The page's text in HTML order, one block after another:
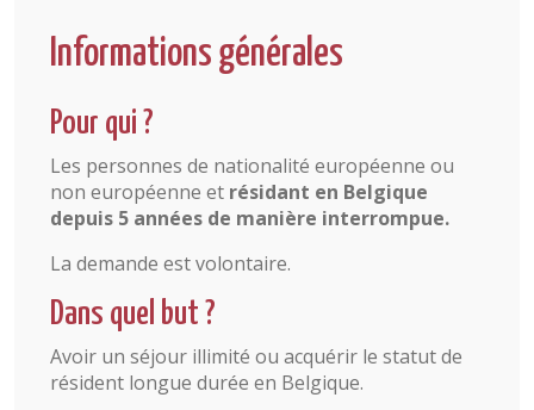
Informations générales
Pour qui ?
Les personnes de nationalité européenne ou
non européenne et résidant en Belgique
depuis 5 années de manière interrompue.
La demande est volontaire.
Dans quel but ?
Avoir un séjour illimité ou acquérir le statut de
résident longue durée en Belgique.